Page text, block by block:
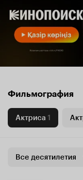
Фильмография
Актриса 1
Все десятилетия